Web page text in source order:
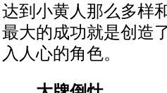
达到小黄人那么多样
最大的成功就是创造
入人心的角色。